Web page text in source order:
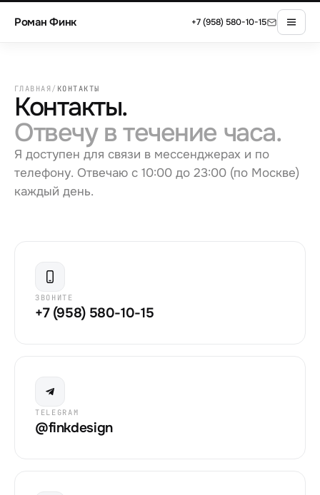
Роман Финк +7 (958) 580-10-15
ГЛАВНАЯ/ КОНТАКТЫ
Контакты.
Отвечу в течение часа.
Я доступен для связи в мессенджерах и по
телефону. Отвечаю с 10:00 до 23:00 (по Москве)
каждый день.
ЗВОНИТЕ
+7 (958) 580-10-15
TELEGRAM
@finkdesign